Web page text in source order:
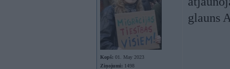
Kopš: 01. May 2023
Ziņojumi: 1498
glauns